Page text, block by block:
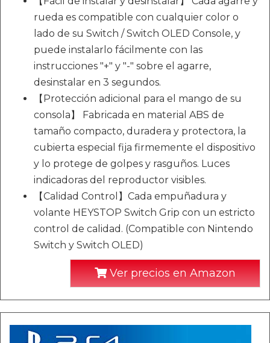
rueda es compatible con cualquier color o
lado de su Switch / Switch OLED Console, y
puede instalarlo fácilmente con las
instrucciones "+" y "-" sobre el agarre,
desinstalar en 3 segundos.
【Protección adicional para el mango de su
consola】 Fabricada en material ABS de
tamaño compacto, duradera y protectora, la
cubierta especial fija firmemente el dispositivo
y lo protege de golpes y rasguños. Luces
indicadoras del reproductor visibles.
【Calidad Control】Cada empuñadura y
volante HEYSTOP Switch Grip con un estricto
control de calidad. (Compatible con Nintendo
Switch y Switch OLED)
Ver precios en Amazon